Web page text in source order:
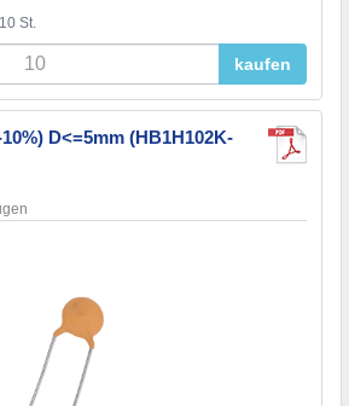
St.
kaufen
D<=5mm (HB1H102K-